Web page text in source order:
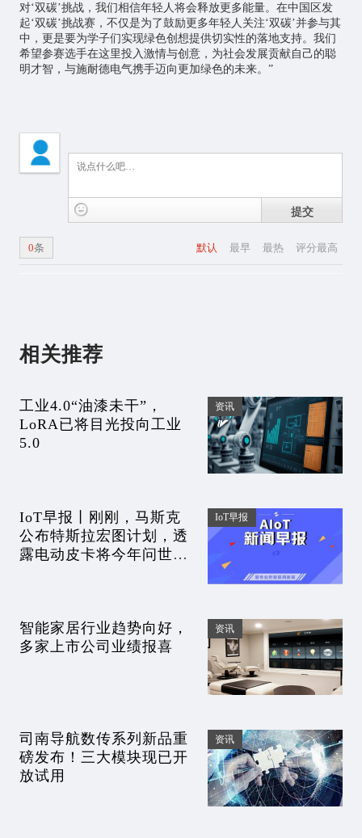
对‘双碳’挑战，我们相信年轻人将会释放更多能量。在中国区发
起‘双碳’挑战赛，不仅是为了鼓励更多年轻人关注‘双碳’并参与其
中，更是要为学子们实现绿色创想提供切实性的落地支持。我们
希望参赛选手在这里投入激情与创意，为社会发展贡献自己的聪
明才智，与施耐德电气携手迈向更加绿色的未来。”
提交
默认 最早 最热 评分最高
0条
相关推荐
工业4.0“油漆未干”，
LoRA已将目光投向工业
5.0
资讯
IoT早报丨刚刚，马斯克
公布特斯拉宏图计划，透
露电动皮卡将今年问世；
IoT早报
智能家居行业趋势向好，
多家上市公司业绩报喜
资讯
司南导航数传系列新品重
磅发布！三大模块现已开
放试用
资讯